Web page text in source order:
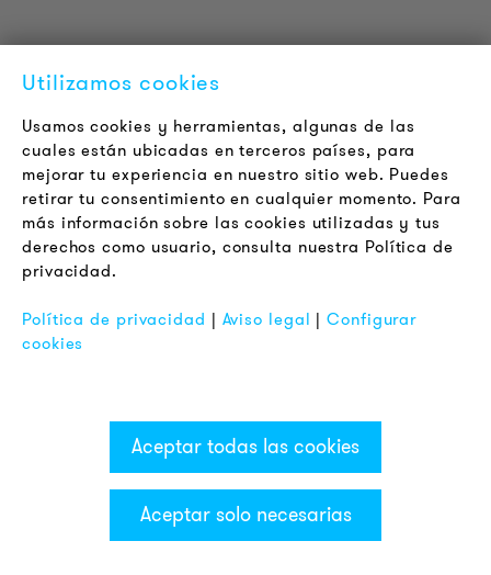
Categorías & Filter
Jobs
Boletín
LEGAL
Terminos y Condiciones Generales
Aviso de Privacidad
Pie de Imprenta
Utilizamos cookies
Usamos cookies y herramientas, algunas de las
cuales están ubicadas en terceros países, para
mejorar tu experiencia en nuestro sitio web. Puedes
retirar tu consentimiento en cualquier momento. Para
más información sobre las cookies utilizadas y tus
derechos como usuario, consulta nuestra Política de
privacidad.
Política de privacidad | Aviso legal |Configurar
cookies
Aceptar todas las cookies
Aceptar solo necesarias